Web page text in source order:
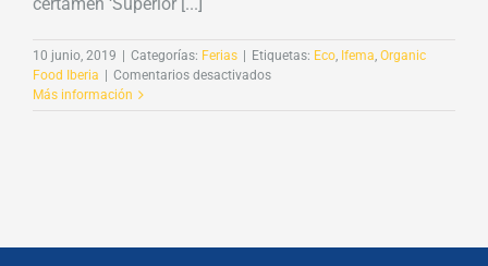
10 junio, 2019 Categorías: Ferias Etiquetas: Eco, Ifema, Organic
Food Iberia
Comentarios desactivadosen
Más información